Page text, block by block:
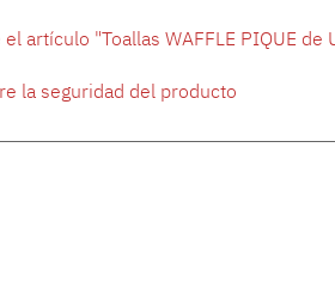
artículo "Toallas WAFFLE PIQUE
la seguridad del producto